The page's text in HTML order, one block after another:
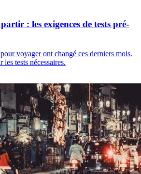
: les exigences de tests pré-
voyager ont changé ces derniers mois.
tests nécessaires.